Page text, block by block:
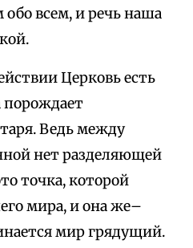
обо всем, и речь наша
Церковь есть
порождает
Ведь между
нет разделяющей
точка, которой
мира, и она же–
мир грядущий.